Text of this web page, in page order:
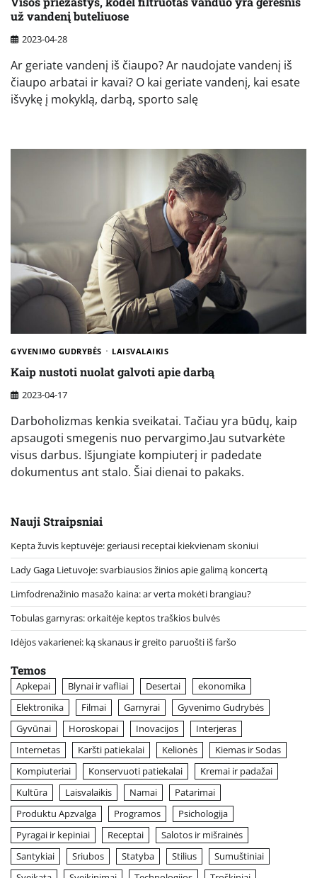
už vandenį buteliuose
2023-04-28
Ar geriate vandenį iš čiaupo? Ar naudojate vandenį iš
čiaupo arbatai ir kavai? O kai geriate vandenį, kai esate
išvykę į mokyklą, darbą, sporto salę
GYVENIMO GUDRYBĖS LAISVALAIKIS
Kaip nustoti nuolat galvoti apie darbą
2023-04-17
Darboholizmas kenkia sveikatai. Tačiau yra būdų, kaip
apsaugoti smegenis nuo pervargimo.Jau sutvarkėte
visus darbus. Išjungiate kompiuterį ir padedate
dokumentus ant stalo. Šiai dienai to pakaks.
Nauji Straipsniai
Kepta žuvis keptuvėje: geriausi receptai kiekvienam skoniui
Lady Gaga Lietuvoje: svarbiausios žinios apie galimą koncertą
Limfodrenažinio masažo kaina: ar verta mokėti brangiau?
Tobulas garnyras: orkaitėje keptos traškios bulvės
Idėjos vakarienei: ką skanaus ir greito paruošti iš faršo
Temos
Apkepai Blynai ir vafliai Desertai
ekonomika
Elektronika
Filmai Garnyrai
Gyvenimo Gudrybės
Gyvūnai
Horoskopai Inovacijos
Interjeras
Internetas
Karšti patiekalai Kelionės
Kiemas ir Sodas
Kompiuteriai
Konservuoti patiekalai
Kremai ir padažai
Kultūra
Laisvalaikis Namai
Patarimai
Produktu Apzvalga
Programos
Psichologija
Pyragai ir kepiniai
Receptai
Salotos ir mišrainės
Santykiai
Sriubos Statyba Stilius
Sumuštiniai